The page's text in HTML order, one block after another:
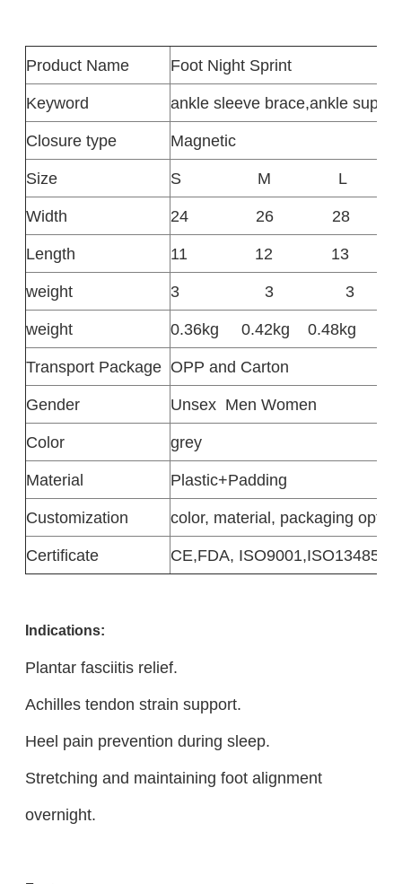
Product Name
Foot Night Sprint
Keyword
ankle sleeve brace,ankle
Closure type
Magnetic
Size
S M
L
Width
24 26
28
Length
11 12
13
weight
3 3
3
weight
0.36kg 0.42kg
0.48kg
Transport Package OPP and Carton
Gender
Unsex Men Women
Color
grey
Material
Plastic+Padding
Customization
color, material, packaging
Certificate
CE,FDA, ISO9001,ISO13485
Indications:
Plantar fasciitis relief.
Achilles tendon strain support.
Heel pain prevention during sleep.
Stretching and maintaining foot alignment
overnight.